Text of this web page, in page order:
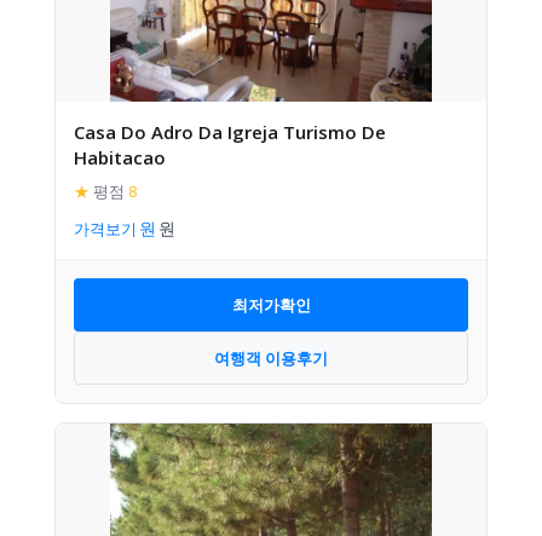
Casa Do Adro Da Igreja Turismo De
Habitacao
★ 평점 8
가격보기
최저가확인
여행객 이용후기